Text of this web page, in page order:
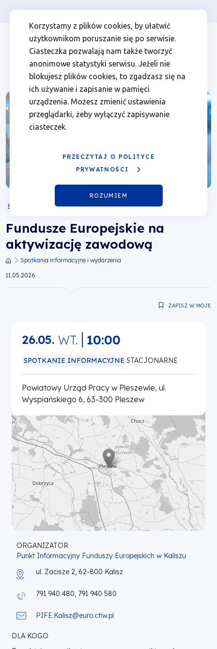
Korzystamy z plików cookies, by ułatwić
użytkownikom poruszanie się po serwisie.
Ciasteczka pozwalają nam także tworzyć
anonimowe statystyki serwisu. Jeżeli nie
blokujesz plików cookies, to zgadzasz się na
ich używanie i zapisanie w pamięci
urządzenia. Możesz zmienić ustawienia
przeglądarki, żeby wyłączyć zapisywanie
ciasteczek.
PRZECZYTAJ O POLITYCE
PRYWATNOŚCI
ROZUMIEM
Fundusze
Europejskie
aktywizację
zawodową
Fundusze
Europejskie
dla
Wielkopolski
Przejdź
głównej
nawigacji
Przejdź
wyszukiwarki
Przejdź
zawartości
strony
Przejdź
stopki
Menu
Header
Top
Osoba prywatna Firma
Menu
top
left
SPOTKANIE INFORMACYJNE STACJONARNE
Fundusze Europejskie na
aktywizację zawodową
Ścieżka
Spotkania informacyjne i wydarzenia
11.05.2026
ZAPISZ W MOJE
DLA KOGO
26.05. WT. 10:00
SPOTKANIE INFORMACYJNE STACJONARNE
Powiatowy Urząd Pracy w Pleszewie, ul.
Wyspiańskiego 6, 63-300 Pleszew
ORGANIZATOR
Punkt Informacyjny Funduszy Europejskich w Kaliszu
ul. Zacisze 2, 62-800 Kalisz
791 940 480, 791 940 580
PIFE.Kalisz@euro.ctiw.pl